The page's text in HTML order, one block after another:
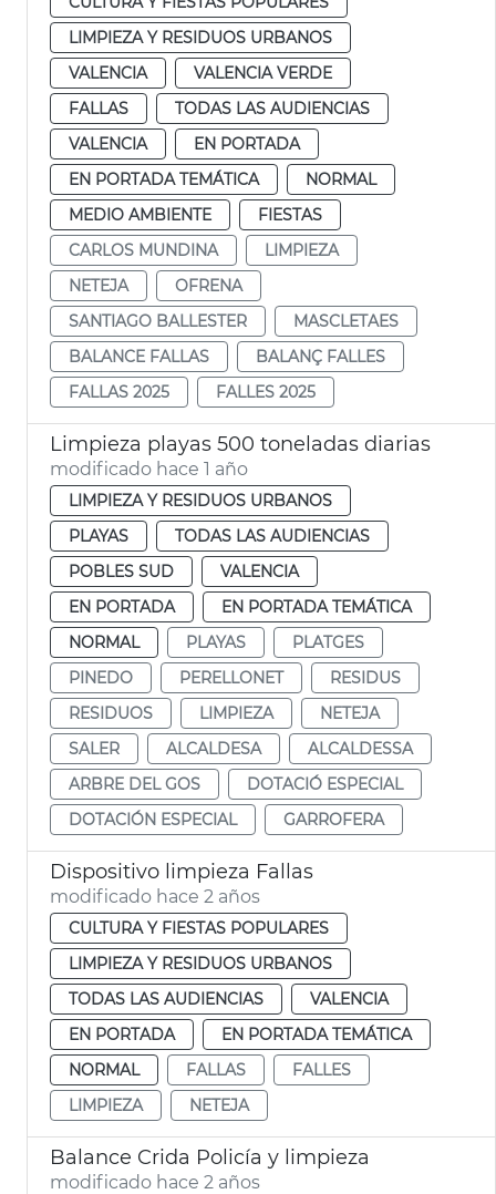
LIMPIEZA Y RESIDUOS URBANOS
VALENCIA
VALENCIA VERDE
FALLAS
TODAS LAS AUDIENCIAS
VALENCIA
EN PORTADA
EN PORTADA TEMÁTICA
NORMAL
MEDIO AMBIENTE
FIESTAS
CARLOS MUNDINA
LIMPIEZA
NETEJA
OFRENA
SANTIAGO BALLESTER
MASCLETAES
BALANCE FALLAS
BALANÇ FALLES
FALLAS 2025
FALLES 2025
Limpieza playas 500 toneladas diarias
modificado hace 1 año
LIMPIEZA Y RESIDUOS URBANOS
PLAYAS
TODAS LAS AUDIENCIAS
POBLES SUD
VALENCIA
EN PORTADA
EN PORTADA TEMÁTICA
NORMAL
PLAYAS
PLATGES
PINEDO
PERELLONET
RESIDUS
RESIDUOS
LIMPIEZA
NETEJA
SALER
ALCALDESA
ALCALDESSA
ARBRE DEL GOS
DOTACIÓ ESPECIAL
DOTACIÓN ESPECIAL
GARROFERA
Dispositivo limpieza Fallas
modificado hace 2 años
CULTURA Y FIESTAS POPULARES
LIMPIEZA Y RESIDUOS URBANOS
TODAS LAS AUDIENCIAS
VALENCIA
EN PORTADA
EN PORTADA TEMÁTICA
NORMAL
FALLAS
FALLES
LIMPIEZA
NETEJA
Balance Crida Policía y limpieza
modificado hace 2 años